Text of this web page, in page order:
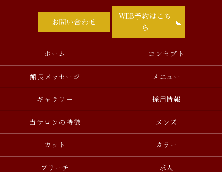
お問い合わせ
WEB予約はこち
ら
ホーム コンセプト
館長メッセージ メニュー
ギャラリー 採用情報
当サロンの特徴 メンズ
カット カラー
ブリーチ 求人